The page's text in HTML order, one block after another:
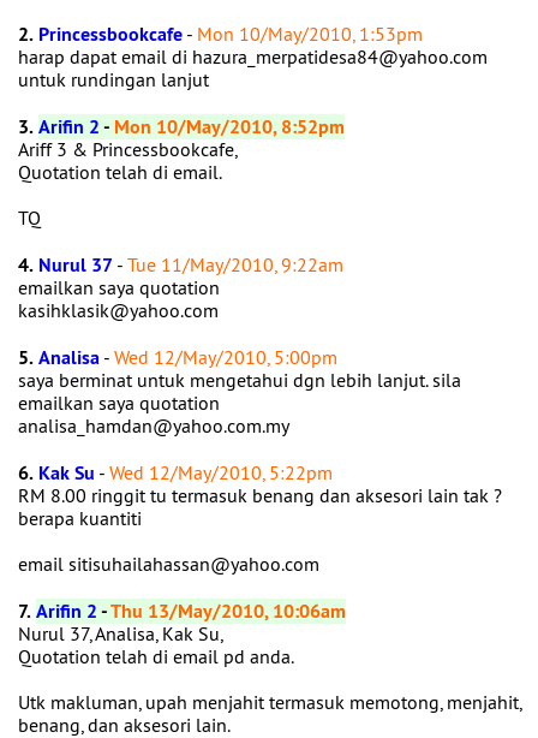
2. Princessbookcafe - Mon 10/May/2010, 1:53pm
harap dapat email di hazura_merpatidesa84@yahoo.com
untuk rundingan lanjut
3.Arifin 2- Mon 10/May/2010, 8:52pm
Ariff 3 & Princessbookcafe,
Quotation telah di email.
TQ
4. Nurul 37 - Tue 11/May/2010, 9:22am
emailkan saya quotation
kasihklasik@yahoo.com
5.Analisa - Wed 12/May/2010, 5:00pm
saya berminat untuk mengetahui dgn lebih lanjut. sila
emailkan saya quotation
analisa_hamdan@yahoo.com.my
6. Kak Su - Wed 12/May/2010, 5:22pm
RM 8.00 ringgit tu termasuk benang dan aksesori lain tak ?
berapa kuantiti
email sitisuhailahassan@yahoo.com
7.Arifin 2-Thu 13/May/2010, 10:06am
Nurul 37, Analisa, Kak Su,
Quotation telah di email pd anda.
Utk makluman, upah menjahit termasuk memotong, menjahit,
benang, dan aksesori lain.